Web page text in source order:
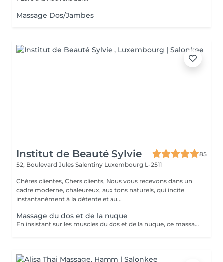
Massage Dos/Jambes
Institut de Beauté Sylvie
85
52, Boulevard Jules Salentiny Luxembourg L-2511
Chères clientes, Chers clients, Nous vous recevons dans un
cadre moderne, chaleureux, aux tons naturels, qui incite
instantanément à la détente et au...
Massage du dos et de la nuque
En insistant sur les muscles du dos et de la nuque, ce massage personnalisé libère les tensions accumulées pour vous procurer bien être et relaxation.